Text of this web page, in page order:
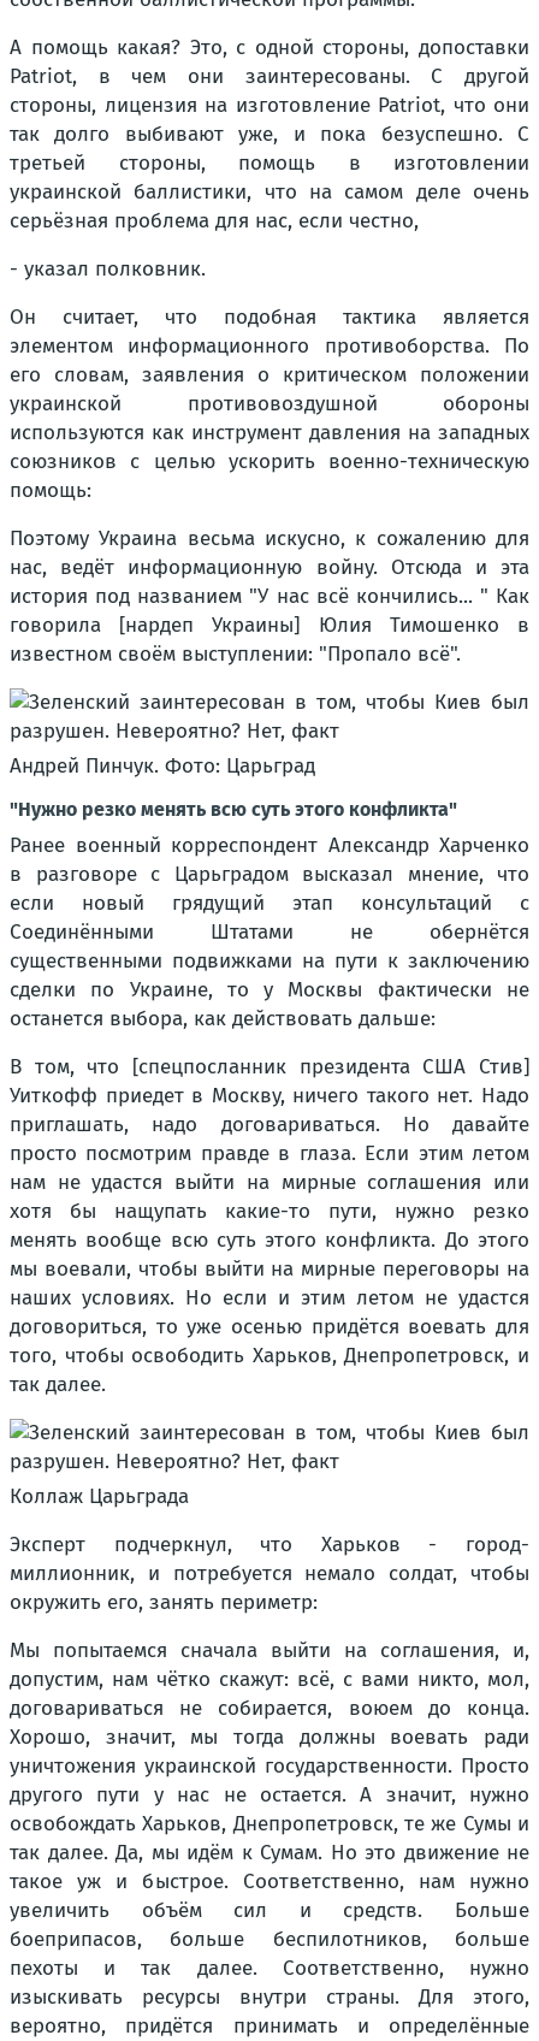
А помощь какая? Это, с одной стороны, допоставки
Patriot, в чем они заинтересованы. С другой
стороны, лицензия на изготовление Patriot, что они
так долго выбивают уже, и пока безуспешно. С
третьей стороны, помощь в изготовлении
украинской баллистики, что на самом деле очень
серьёзная проблема для нас, если честно,
- указал полковник.
Он считает, что подобная тактика является
элементом информационного противоборства. По
его словам, заявления о критическом положении
украинской противовоздушной обороны
используются как инструмент давления на западных
союзников с целью ускорить военно-техническую
помощь:
Поэтому Украина весьма искусно, к сожалению для
нас, ведёт информационную войну. Отсюда и эта
история под названием "У нас всё кончились... " Как
говорила [нардеп Украины] Юлия Тимошенко в
известном своём выступлении: "Пропало всё".
Андрей Пинчук. Фото: Царьград
"Нужно резко менять всю суть этого конфликта"
Ранее военный корреспондент Александр Харченко
в разговоре с Царьградом высказал мнение, что
если новый грядущий этап консультаций с
Соединёнными Штатами не обернётся
существенными подвижками на пути к заключению
сделки по Украине, то у Москвы фактически не
останется выбора, как действовать дальше:
В том, что [спецпосланник президента США Стив]
Уиткофф приедет в Москву, ничего такого нет. Надо
приглашать, надо договариваться. Но давайте
просто посмотрим правде в глаза. Если этим летом
нам не удастся выйти на мирные соглашения или
хотя бы нащупать какие-то пути, нужно резко
менять вообще всю суть этого конфликта. До этого
мы воевали, чтобы выйти на мирные переговоры на
наших условиях. Но если и этим летом не удастся
договориться, то уже осенью придётся воевать для
того, чтобы освободить Харьков, Днепропетровск, и
так далее.
Коллаж Царьграда
Эксперт подчеркнул, что Харьков - город-
миллионник, и потребуется немало солдат, чтобы
окружить его, занять периметр:
Мы попытаемся сначала выйти на соглашения, и,
допустим, нам чётко скажут: всё, с вами никто, мол,
договариваться не собирается, воюем до конца.
Хорошо, значит, мы тогда должны воевать ради
уничтожения украинской государственности. Просто
другого пути у нас не остается. А значит, нужно
освобождать Харьков, Днепропетровск, те же Сумы и
так далее. Да, мы идём к Сумам. Но это движение не
такое уж и быстрое. Соответственно, нам нужно
увеличить объём сил и средств. Больше
боеприпасов, больше беспилотников, больше
пехоты и так далее. Соответственно, нужно
изыскивать ресурсы внутри страны. Для этого,
вероятно, придётся принимать и определённые